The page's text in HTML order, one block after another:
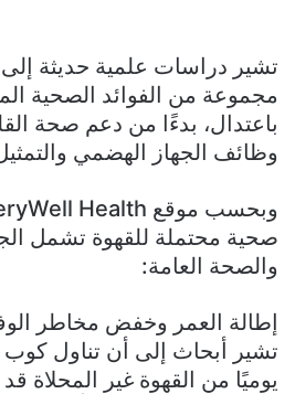
تشير دراسات علمية حديثة
مجموعة من الفوائد الصحية
باعتدال، بدءًا من دعم صحة
وظائف الجهاز الهضمي
صحية محتملة للقهوة تشمل
والصحة العامة:
إطالة العمر وخفض مخاطر
تشير أبحاث إلى أن تناول كوب
يوميًا من القهوة غير المحلاة